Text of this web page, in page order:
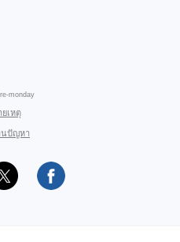
monday
เหตุ
นปัญหา